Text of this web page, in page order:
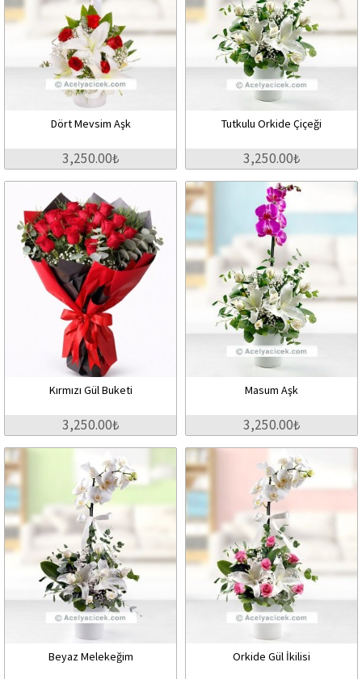
Dört Mevsim Aşk
3,250.00₺
Tutkulu Orkide Çiçeği
3,250.00₺
Kırmızı Gül Buketi
3,250.00₺
Masum Aşk
3,250.00₺
Beyaz Melekeğim Orkide Gül İkilisi